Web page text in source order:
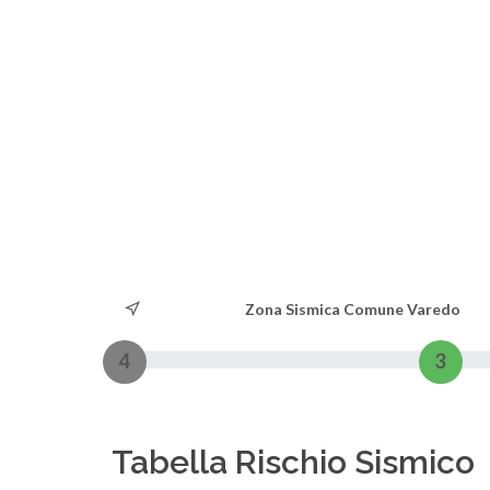
Zona Sismica Comune Varedo
4 3
Tabella Rischio Sismico